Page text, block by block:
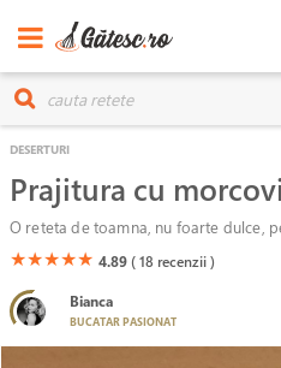
DESERTURI
Prajitura cu
O reteta de toamna, nu foarte dulce,
(*)
★(*)
★(*)
★(*)
★(*)
★ 4.89( 18 recenzii )
Bianca
BUCATAR PASIONAT